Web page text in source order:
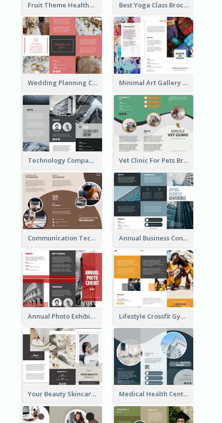
Fruit Theme Healthy Eating Habit Brochure Best Yoga Class Brochure
Wedding Planning Company Brochure Minimal Art Gallery Brochure
Technology Company Brochure Vet Clinic For Pets Brochure
Communication Technology Company Brochure Annual Business Conference Brochure
Annual Photo Exhibition Brochure Lifestyle Crossfit Gym Brochure
Your Beauty Skincare Company Brochure Medical Health Centre Brochure